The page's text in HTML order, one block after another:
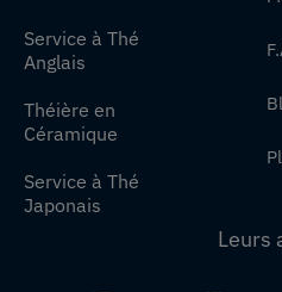
Service à Thé
Anglais
Théière en
Céramique
Service à Thé
Japonais
Leurs